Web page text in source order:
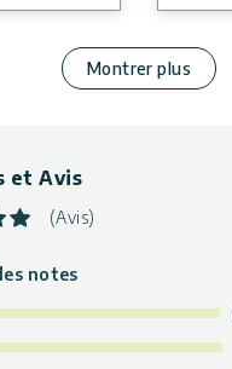
Montrer plus
et Avis
(Avis)
notes